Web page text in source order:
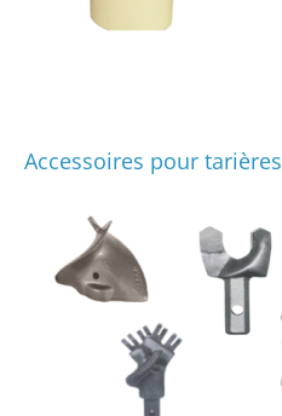
Accessoires pour tarières